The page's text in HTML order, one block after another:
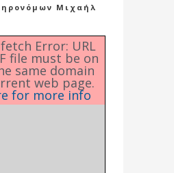
Μιχαήλ
Error: URL
file must be on
same domain
web page.
for more info